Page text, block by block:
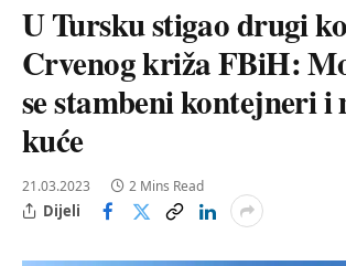
U Tursku stigao drugi
Crvenog križa FBiH:
se stambeni kontejneri i
kuće
21.03.2023 2 Mins Read
Dijeli